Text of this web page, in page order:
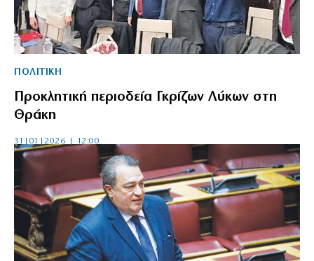
ΠΟΛΙΤΙΚΗ
Προκλητική περιοδεία Γκρίζων Λύκων στη
Θράκη
31|01|2026 | 12:00